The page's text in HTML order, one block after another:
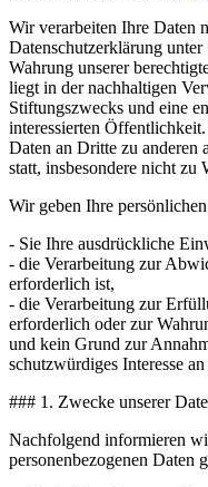
Wir verarbeiten Ihre Daten
Datenschutzerklärung
Wahrung unserer
liegt in der nachhaltigen
Stiftungszwecks und eine
interessierten
Daten an Dritte zu anderen
statt, insbesondere nicht zu
Wir geben Ihre
- Sie Ihre ausdrückliche
- die Verarbeitung zur
erforderlich ist,
- die Verarbeitung zur
erforderlich oder zur
und kein Grund zur
schutzwürdiges Interesse
### 1. Zwecke unserer
Nachfolgend informieren
personenbezogenen Daten